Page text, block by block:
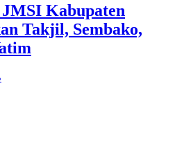
Kabupaten
Takjil, Sembako,